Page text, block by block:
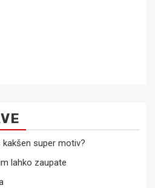
super motiv?
lahko zaupate